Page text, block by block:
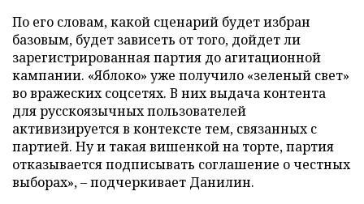
По его словам, какой сценарий будет избран
базовым, будет зависеть от того, дойдет ли
зарегистрированная партия до агитационной
кампании. «Яблоко» уже получило «зеленый свет»
во вражеских соцсетях. В них выдача контента
для русскоязычных пользователей
активизируется в контексте тем, связанных с
партией. Ну и такая вишенкой на торте, партия
отказывается подписывать соглашение о честных
выборах», – подчеркивает Данилин.